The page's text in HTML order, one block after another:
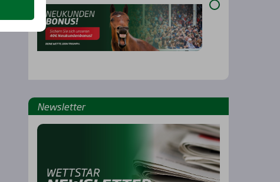
Rennbahnen
News­let­ter